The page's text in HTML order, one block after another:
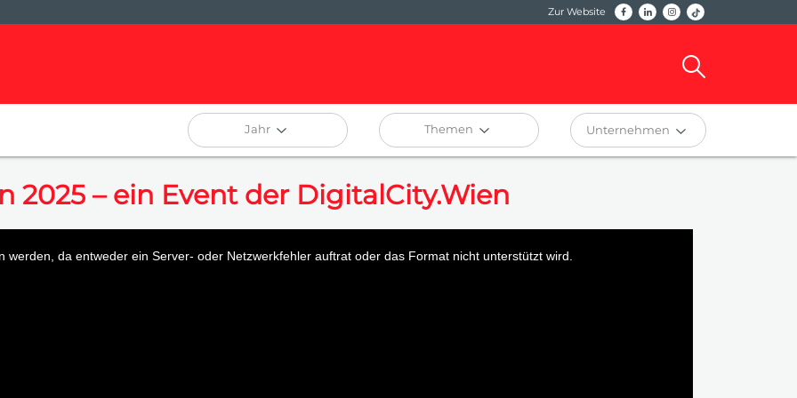
Zur Website
Jahr Themen Unternehmen
2025 – ein Event der DigitalCity.Wien
werden, da entweder ein Server- oder Netzwerkfehler auftrat oder das Format nicht unterstützt wird.